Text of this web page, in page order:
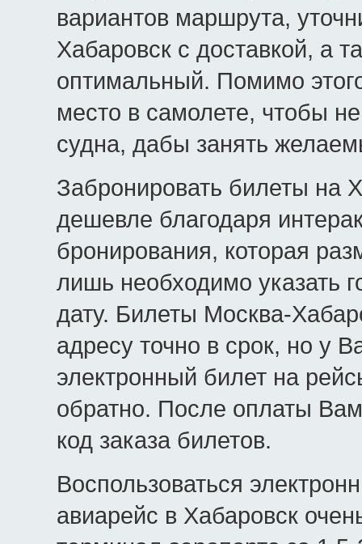
вариантов маршрута,
Хабаровск с доставкой, а
оптимальный. Помимо
место в самолете, чтобы
судна, дабы занять
Забронировать билеты на
дешевле благодаря
бронирования, которая
лишь необходимо указать
дату. Билеты Москва-
адресу точно в срок, но у
электронный билет на
обратно. После оплаты
код заказа билетов.
Воспользоваться
авиарейс в Хабаровск